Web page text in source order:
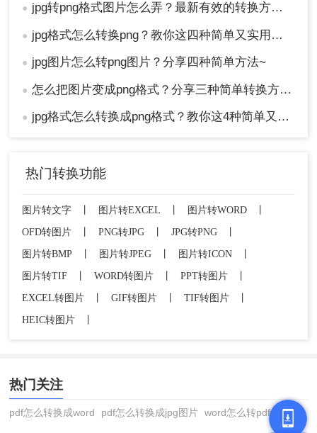
● jpg转png格式图片怎么弄？最新有效的转换方法终极指南！
● jpg格式怎么转换png？教你这四种简单又实用的方法！
● jpg图片怎么转png图片？分享四种简单方法~
● 怎么把图片变成png格式？分享三种简单转换方法！
● jpg格式怎么转换成png格式？教你这4种简单又实用的方法！
热门转换功能
图片转文字 图片转EXCEL 图片转WORD
OFD转图片
PNG转JPG JPG转PNG
图片转BMP
图片转JPEG 图片转ICON
图片转TIF
WORD转图片 PPT转图片
EXCEL转图片
GIF转图片 TIF转图片
HEIC转图片
丨
热门关注
pdf怎么转换成word pdf怎么转换成jpg图片 word怎么转pdf